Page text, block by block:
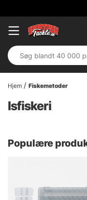
Hjem Fiskemetoder
Isfiskeri
Populære